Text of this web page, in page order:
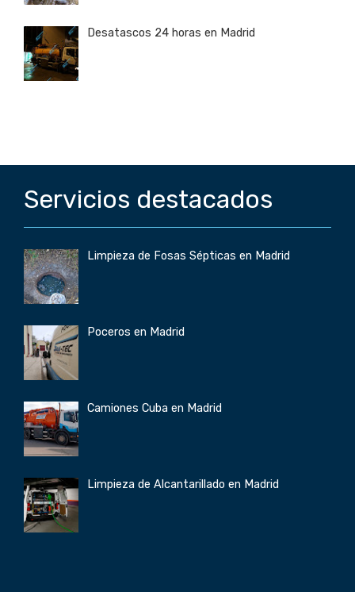
Desatascos 24 horas en Madrid
Servicios destacados
Limpieza de Fosas Sépticas en Madrid
Poceros en Madrid
Camiones Cuba en Madrid
Limpieza de Alcantarillado en Madrid